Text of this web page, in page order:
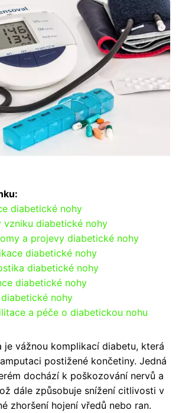
diabetické nohy
vzniku diabetické nohy
a projevy diabetické nohy
diabetické nohy
diabetické nohy
diabetické nohy
nohy
a péče o diabetickou nohu
je vážnou komplikací diabetu, která
postižené končetiny. Jedná
dochází k poškozování nervů a
dále způsobuje snížení citlivosti v
zhoršení hojení vředů nebo ran.